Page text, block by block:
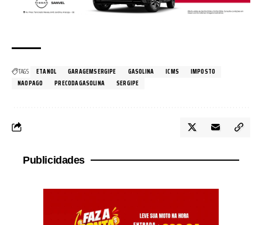
TAGS ETANOL GARAGEMSERGIPE GASOLINA ICMS
IMPOSTO
NAOPAGO
PRECODAGASOLINA SERGIPE
Publicidades